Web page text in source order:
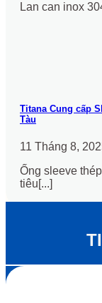
Lan can inox
Titana Cung cấp
Tàu
11 Tháng 8,
Ống sleeve
tiêu[...]